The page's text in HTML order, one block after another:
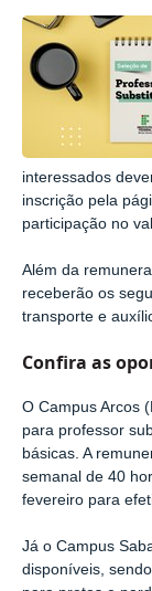
interessados
inscrição pela
participação no
Além da
receberão os
transporte e
Confira as
O Campus Arcos
para professor
básicas. A
semanal de 40
fevereiro para
Já o Campus
disponíveis,